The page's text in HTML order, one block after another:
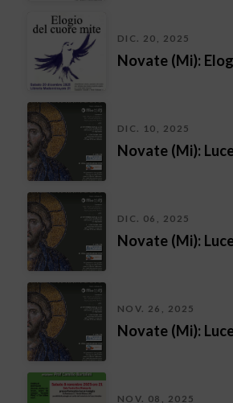
DIC. 20, 2025
Novate (Mi):
DIC. 10, 2025
Novate (Mi):
DIC. 06, 2025
Novate (Mi):
NOV. 26, 2025
Novate (Mi):
NOV. 08, 2025